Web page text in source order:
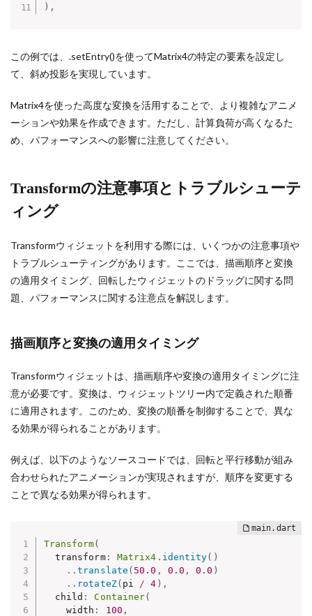
) ,
この例では、.setEntry()を使ってMatrix4の特定の要素を設定し
て、斜め投影を実現しています。
Matrix4を使った高度な変換を活用することで、より複雑なアニメ
ーションや効果を作成できます。ただし、計算負荷が高くなるた
め、パフォーマンスへの影響に注意してください。
Transformの注意事項とトラブルシューテ
ィング
Transformウィジェットを利用する際には、いくつかの注意事項や
トラブルシューティングがあります。ここでは、描画順序と変換
の適用タイミング、回転したウィジェットのドラッグに関する問
題、パフォーマンスに関する注意点を解説します。
描画順序と変換の適用タイミング
Transformウィジェットは、描画順序や変換の適用タイミングに注
意が必要です。変換は、ウィジェットツリー内で定義された順番
に適用されます。このため、変換の順番を制御することで、異な
る効果が得られることがあります。
例えば、以下のようなソースコードでは、回転と平行移動が組み
合わせられたアニメーションが実現されますが、順序を変更する
ことで異なる効果が得られます。
Transform(
  transform
: Matrix4 . identity( )
. .translate ( 50.0 , 0.0 , 0.0 )
. . rotateZ( pi / 4 ) ,
  child
: Container(
    width
: 100 ,